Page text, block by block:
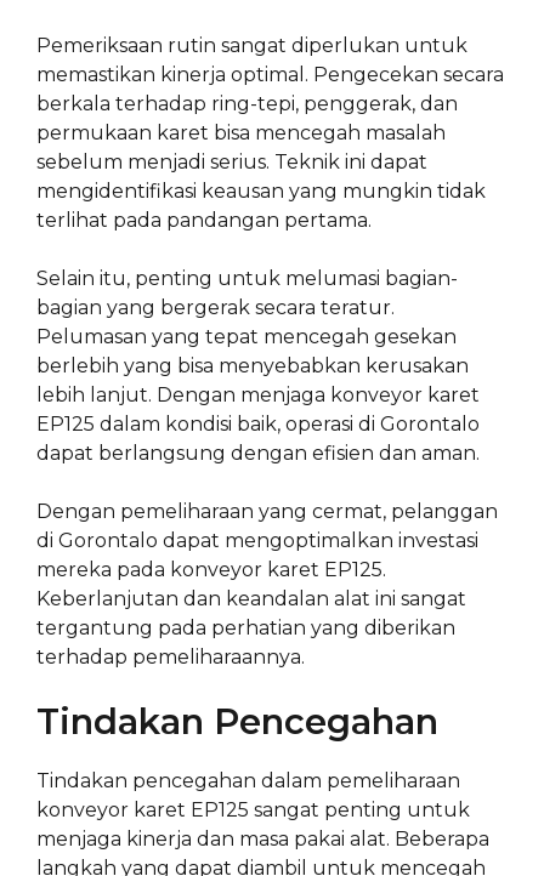
Pemeriksaan rutin sangat diperlukan untuk
memastikan kinerja optimal. Pengecekan secara
berkala terhadap ring-tepi, penggerak, dan
permukaan karet bisa mencegah masalah
sebelum menjadi serius. Teknik ini dapat
mengidentifikasi keausan yang mungkin tidak
terlihat pada pandangan pertama.
Selain itu, penting untuk melumasi bagian-
bagian yang bergerak secara teratur.
Pelumasan yang tepat mencegah gesekan
berlebih yang bisa menyebabkan kerusakan
lebih lanjut. Dengan menjaga konveyor karet
EP125 dalam kondisi baik, operasi di Gorontalo
dapat berlangsung dengan efisien dan aman.
Dengan pemeliharaan yang cermat, pelanggan
di Gorontalo dapat mengoptimalkan investasi
mereka pada konveyor karet EP125.
Keberlanjutan dan keandalan alat ini sangat
tergantung pada perhatian yang diberikan
terhadap pemeliharaannya.
Tindakan Pencegahan
Tindakan pencegahan dalam pemeliharaan
konveyor karet EP125 sangat penting untuk
menjaga kinerja dan masa pakai alat. Beberapa
langkah yang dapat diambil untuk mencegah